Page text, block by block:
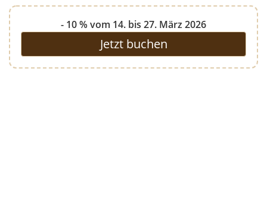
- 10 % vom 14. bis 27. März 2026
Jetzt buchen